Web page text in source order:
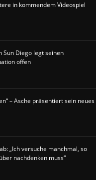
in kommendem Videospiel
Sun Diego legt seinen
offen
– Asche präsentiert sein neues
„Ich versuche manchmal, so
nachdenken muss“